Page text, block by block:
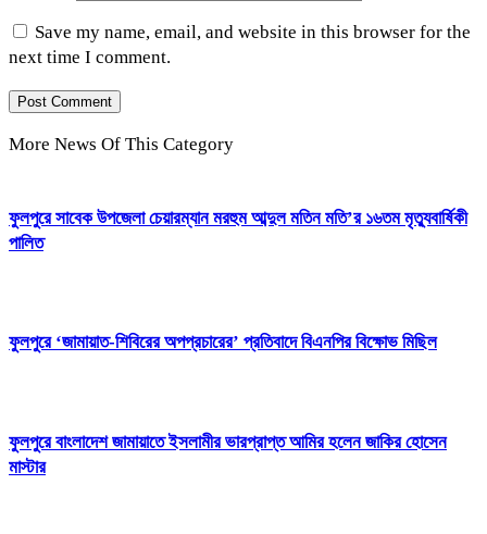
Save my name, email, and website in this browser for the
next time I comment.
More News Of This Category
ফুলপুরে সাবেক উপজেলা চেয়ারম্যান মরহুম আব্দুল মতিন মতি’র ১৬তম মৃত্যুবার্ষিকী
পালিত
ফুলপুরে ‘জামায়াত-শিবিরের অপপ্রচারের’ প্রতিবাদে বিএনপির বিক্ষোভ মিছিল
ফুলপুরে বাংলাদেশ জামায়াতে ইসলামীর ভারপ্রাপ্ত আমির হলেন জাকির হোসেন
মাস্টার